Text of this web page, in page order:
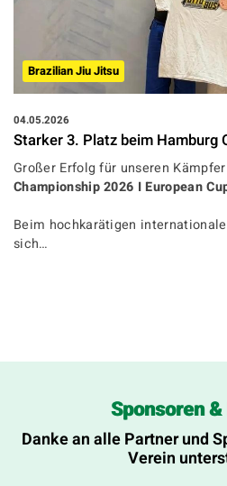
Brazilian Jiu Jitsu
04.05.2026
Starker 3. Platz beim Hamburg
Großer Erfolg für unseren
Championship 2026 I European
Beim hochkarätigen
sich…
Sponsoren
Danke an alle Partner und
Verein